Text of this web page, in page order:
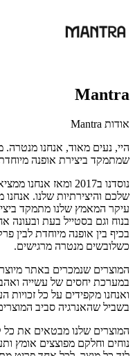
Mantra
אודות Mantra
היי, נעים מאוד, אנחנו מנטרה.
שמתמקד ביצירת אופנה
נוסדנו ב2017 ומאז
שלכם והיצירתיות שלנו. אנחנו
עיקר המאמץ שלנו מתמקד
בנוח וגם בסטייל בעת ובעונה
בכיף בין אופנה מיוחדת לבין
כשלובשים מנטרה מרגישים.
המוצרים שנמכרים באתר
במערכת יחסים של עשייה
ואנחנו מקפידים על כל
בשביל שהאנרגיה סביב
המוצרים שלנו מבטאים את כל
נוחים וחלקם מפוצצים אומץ